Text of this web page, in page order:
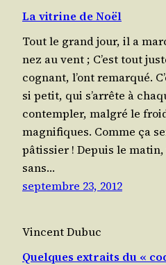
La vitrine de Noël
Tout le grand jour, il a
nez au vent ; C’est tout
cognant, l’ont remarqué.
si petit, qui s’ar­rête à
contem­pler, mal­gré le
magnifiques. Comme ça
pâtissier ! Depuis le
sans…
septembre 23, 2012
Vincent Dubuc
Quelques extraits du «